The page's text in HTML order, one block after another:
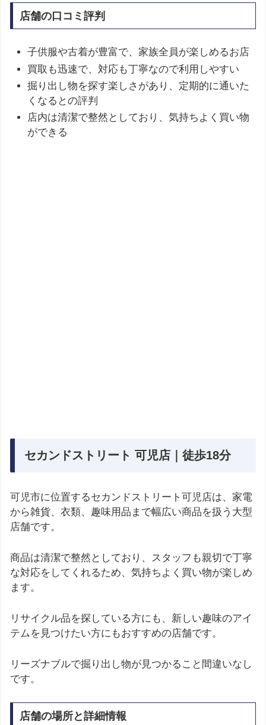
店舗の口コミ評判
子供服や古着が豊富で、家族全員が楽しめるお店
買取も迅速で、対応も丁寧なので利用しやすい
掘り出し物を探す楽しさがあり、定期的に通いた
くなるとの評判
店内は清潔で整然としており、気持ちよく買い物
ができる
セカンドストリート 可児店｜徒歩18分
可児市に位置するセカンドストリート可児店は、家電
から雑貨、衣類、趣味用品まで幅広い商品を扱う大型
店舗です。
商品は清潔で整然としており、スタッフも親切で丁寧
な対応をしてくれるため、気持ちよく買い物が楽しめ
ます。
リサイクル品を探している方にも、新しい趣味のアイ
テムを見つけたい方にもおすすめの店舗です。
リーズナブルで掘り出し物が見つかること間違いなし
です。
店舗の場所と詳細情報